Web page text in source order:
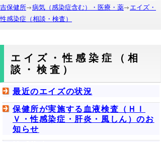
吉保健所
病気（感染症含む）・医療・薬
エイズ・
性感染症（相談・検査）
エイズ・性感染症（相
談・検査）
最近のエイズの状況
保健所が実施する血液検査（ＨＩ
Ｖ・性感染症・肝炎・風しん）のお
知らせ